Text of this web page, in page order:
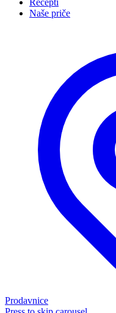
Recepti
Naše priče
Prodavnice